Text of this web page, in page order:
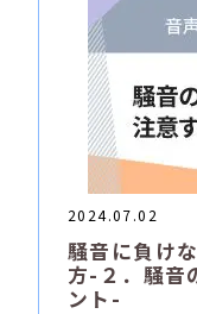
2024.07.02
騒音に負け
方-２．騒音
ント-